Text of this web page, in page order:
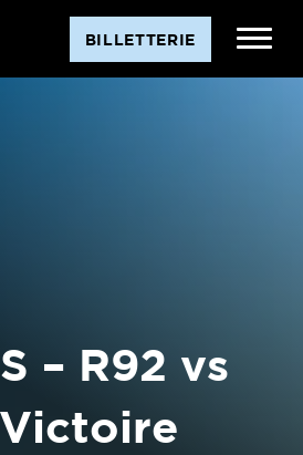
BILLETTERIE
– R92 vs